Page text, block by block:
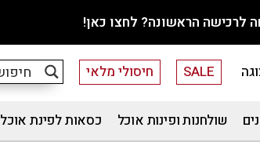
SALE חיסולי מלאי
שולחנות ופינות אוכל כסאות לפינת אוכל